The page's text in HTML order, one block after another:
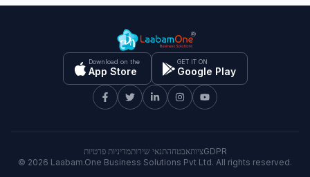
Download on the
App Store
GET IT ON
Google Play
© 2026 Laabam.One Business Solutions Pvt Ltd. All rights reserved.
מדיניות פרטיותתנאי שירותאבטחהציותGDPR